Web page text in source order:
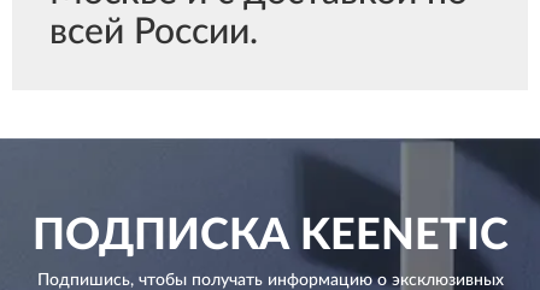
всей России.
ПОДПИСКАKEENETIC
Подпишись, чтобы получать информацию о эксклюзивных